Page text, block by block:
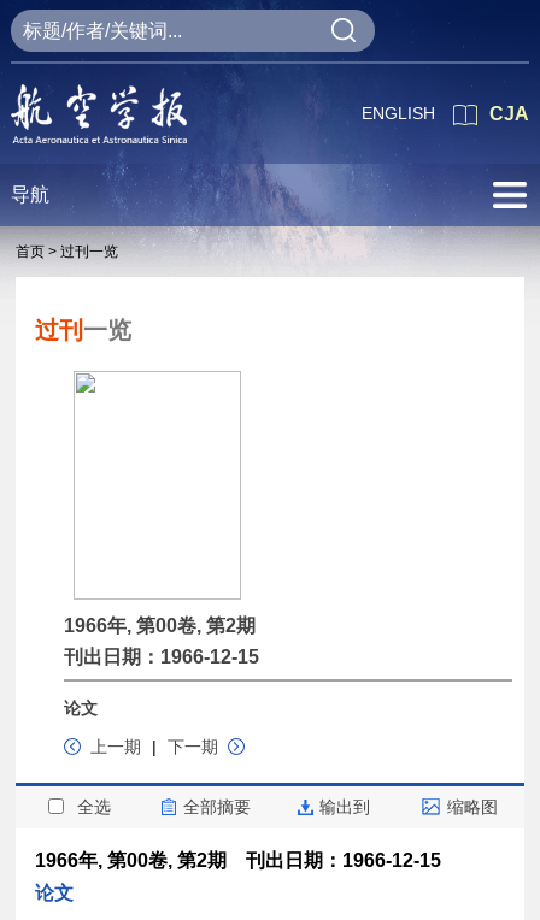
CJA
ENGLISH
导航
首页 > 过刊一览
过刊 一览
1966年, 第00卷, 第2期
刊出日期：1966-12-15
论文
上一期
| 下一期
全选 全部摘要 输出到 缩略图
1966年, 第00卷, 第2期 刊出日期：1966-12-15
论文